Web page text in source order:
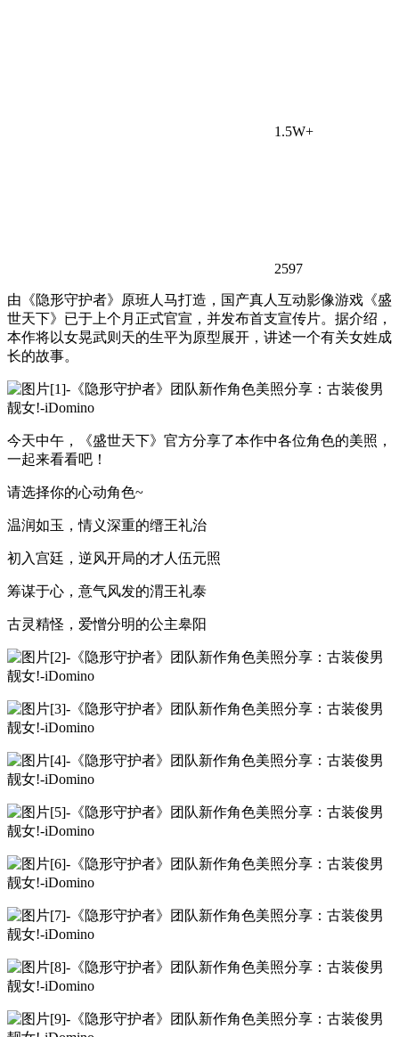
1.5W+
2597
由《隐形守护者》原班人马打造，国产真人互动影像游戏《盛
世天下》已于上个月正式官宣，并发布首支宣传片。据介绍，
本作将以女晃武则天的生平为原型展开，讲述一个有关女姓成
长的故事。
今天中午，《盛世天下》官方分享了本作中各位角色的美照，
一起来看看吧！
请选择你的心动角色~
温润如玉，情义深重的缙王礼治
初入宫廷，逆风开局的才人伍元照
筹谋于心，意气风发的渭王礼泰
古灵精怪，爱憎分明的公主皋阳